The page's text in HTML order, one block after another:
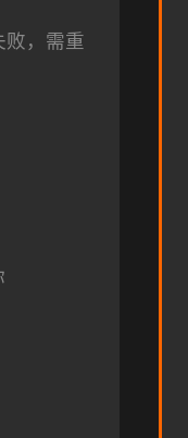
败，需重